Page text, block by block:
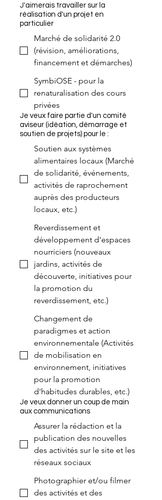
J'aimerais travailler sur la
réalisation d'un projet en
particulier
Marché de solidarité 2.0
(révision, améliorations,
financement et démarches)
SymbiOSE - pour la
renaturalisation des cours
privées
Je veux faire partie d'un comité
aviseur (idéation, démarrage et
soutien de projets) pour le :
Soutien aux systèmes
alimentaires locaux (Marché
de solidarité, événements,
activités de raprochement
auprès des producteurs
locaux, etc.)
Reverdissement et
développement d'espaces
nourriciers (nouveaux
jardins, activités de
découverte, initiatives pour
la promotion du
reverdissement, etc.)
Changement de
paradigmes et action
environnementale (Activités
de mobilisation en
environnement, initiatives
pour la promotion
d'habitudes durables, etc.)
Je veux donner un coup de main
aux communications
Assurer la rédaction et la
publication des nouvelles
des activités sur le site et les
réseaux sociaux
Photographier et/ou filmer
des activités et des